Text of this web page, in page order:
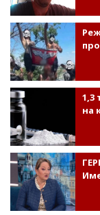
1,3
на